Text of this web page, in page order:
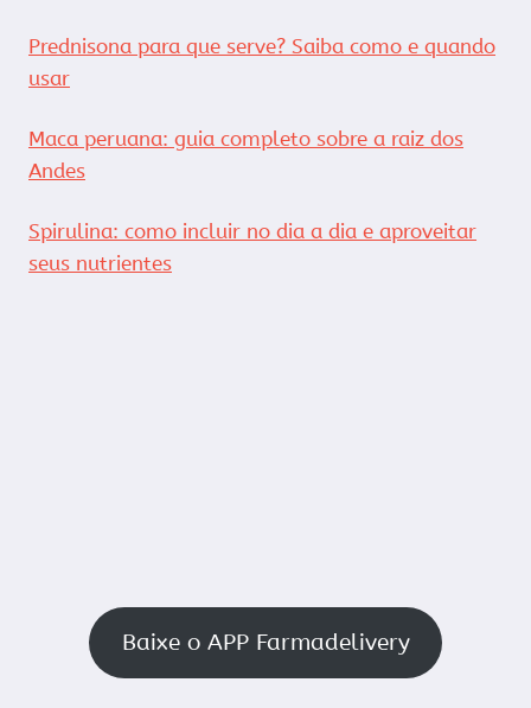
Prednisona para que serve? Saiba como e quando
usar
Maca peruana: guia completo sobre a raiz dos
Andes
Spirulina: como incluir no dia a dia e aproveitar
seus nutrientes
Baixe o APP Farmadelivery